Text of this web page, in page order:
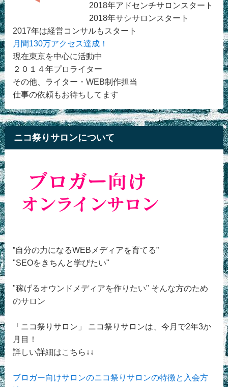
2018年アドセンチサロンスタート
2018年サシサロンスタート
2017年は経営コンサルもスタート
月間130万アクセス達成！
現在東京を中心に活動中
２０１４年プロライター
その他、ライター・WEB制作担当
仕事の依頼もお待ちしてます
ニコ祭りサロンについて
”自分の力になるWEBメディアを育てる”
"SEOをきちんと学びたい"
"稼げるオウンドメディアを作りたい" そんな方のため
のサロン
「ニコ祭りサロン」 ニコ祭りサロンは、今月で2年3か
月目！
詳しい詳細はこちら↓↓
ブロガー向けサロンのニコ祭りサロンの特徴と入会方